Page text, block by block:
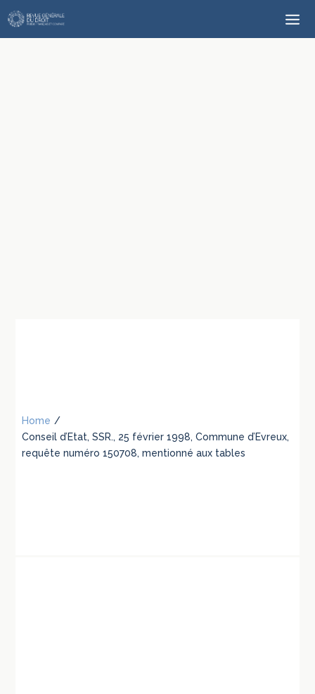
Home /
Conseil d’Etat, SSR., 25 février 1998, Commune d’Evreux,
requête numéro 150708, mentionné aux tables